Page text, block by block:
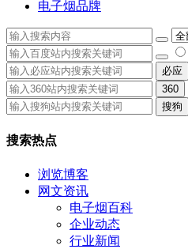
电子烟品牌
必应
360
搜狗
搜索热点
浏览博客
网文资讯
电子烟百科
企业动态
行业新闻